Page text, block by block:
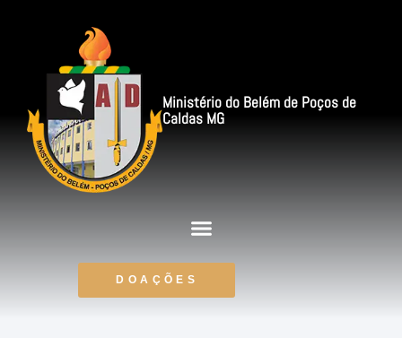
Ministério do Belém de Poços de
Caldas MG
DOAÇÕES